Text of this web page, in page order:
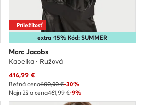
extra -15% Kód: SUMMER
Príležitosť
Marc Jacobs
Kabelka · Ružová
Aktuálna cena
416,99€
Bežná cena600,00 €-30%
Najnižšia cena461,99 €-9%